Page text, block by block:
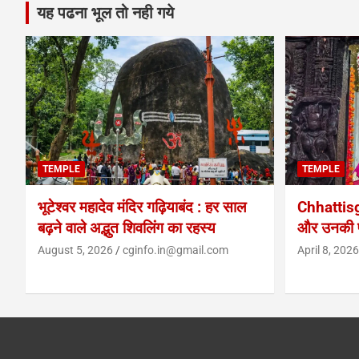
यह पढना भूल तो नही गये
TEMPLE
भूटेश्वर महादेव मंदिर गढ़ियाबंद : हर साल
बढ़ने वाले अद्भुत शिवलिंग का रहस्य
August 5, 2026 cginfo.in@gmail.com
TEMPLE
और उनकी
April 8, 2026